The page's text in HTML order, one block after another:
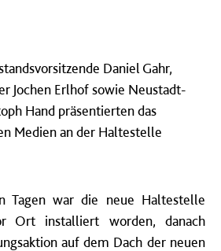
Daniel Gahr,
Jochen Erlhof sowie Neustadt-
Hand präsentierten das
Medien an der Haltestelle
Tagen war die neue Haltestelle
Ort installiert worden, danach
auf dem Dach der neuen